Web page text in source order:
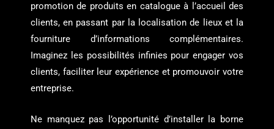
promotion de produits en catalogue à l’accueil des
clients, en passant par la localisation de lieux et la
fourniture d’informations complémentaires.
Imaginez les possibilités infinies pour engager vos
clients, faciliter leur expérience et promouvoir votre
entreprise.
Ne manquez pas l’opportunité d’installer la borne